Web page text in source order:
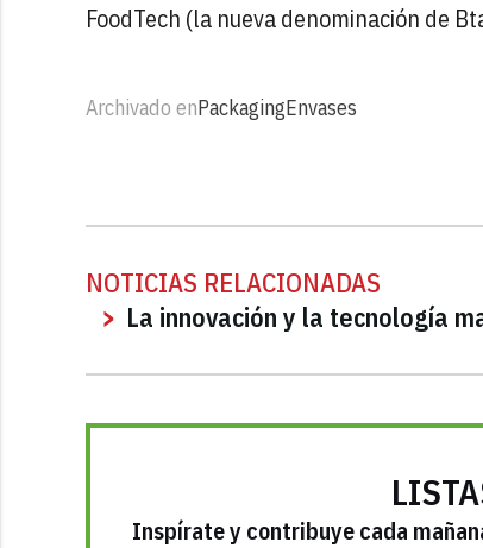
FoodTech (la nueva denominación de
Archivado enPackagingEnvases
NOTICIAS RELACIONADAS
La innovación y la tecnología
Inspírate y contribuye cada